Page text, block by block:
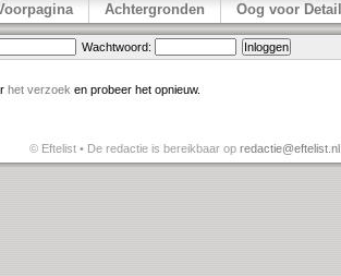
Achtergronden Oog voor Detail
Wachtwoord:
het verzoek en probeer het opnieuw.
© Eftelist • De redactie is bereikbaar op redactie@eftelist.nl